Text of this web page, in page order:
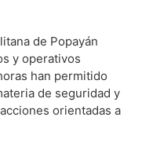
de Popayán
y operativos
han permitido
de seguridad y
orientadas a